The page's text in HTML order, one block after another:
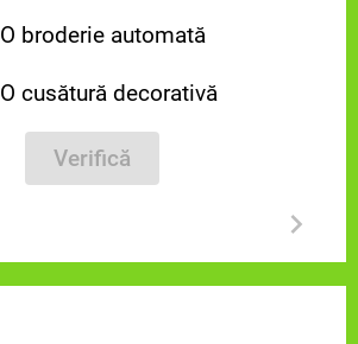
O broderie automată
O cusătură decorativă
Verifică